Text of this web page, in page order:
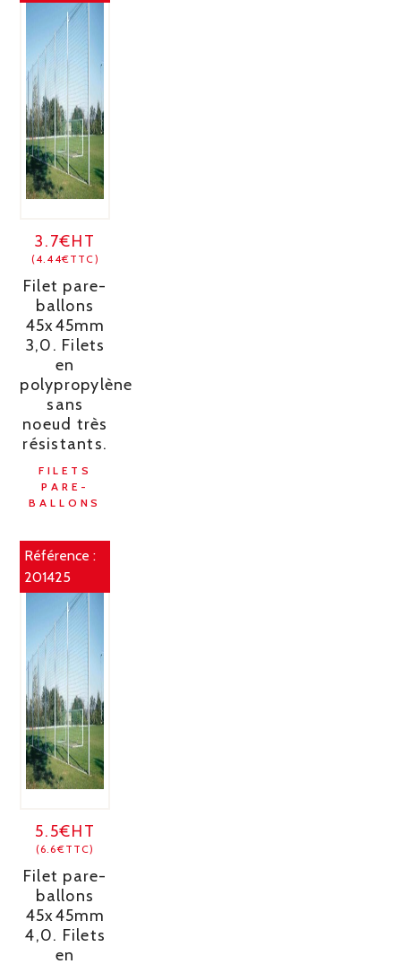
3.7€HT
(4.44€TTC)
Filet pare-
ballons
45x45mm
3,0. Filets
en
polypropylène
sans
noeud très
résistants.
FILETS
PARE-
BALLONS
Référence :
201425
5.5€HT
(6.6€TTC)
Filet pare-
ballons
45x45mm
4,0. Filets
en